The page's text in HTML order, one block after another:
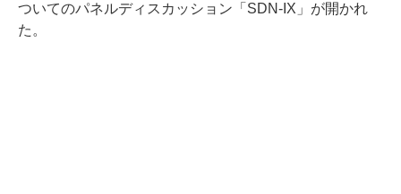
ついてのパネルディスカッション「SDN-IX」が開かれ
た。